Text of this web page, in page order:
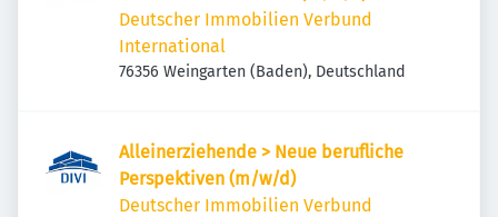
Deutscher Immobilien Verbund
International
76356 Weingarten (Baden), Deutschland
Alleinerziehende > Neue berufliche
Perspektiven (m/w/d)
Deutscher Immobilien Verbund